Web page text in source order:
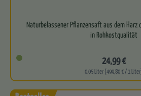
Naturbelassener Pflanzensaft aus dem Harz
in Rohkostqualität
24,99 €
0.05 Liter (499,80 € / 1